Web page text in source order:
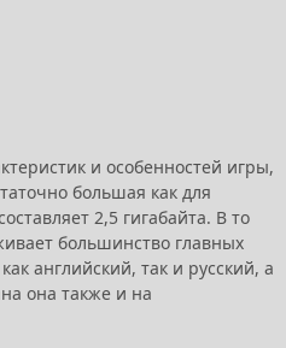
и особенностей игры,
большая как для
2,5 гигабайта. В то
большинство главных
английский, так и русский, а
она также и на